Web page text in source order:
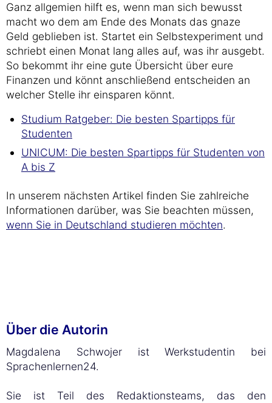
Ganz allgemien hilft es, wenn man sich bewusst
macht wo dem am Ende des Monats das gnaze
Geld geblieben ist. Startet ein Selbstexperiment und
schriebt einen Monat lang alles auf, was ihr ausgebt.
So bekommt ihr eine gute Übersicht über eure
Finanzen und könnt anschließend entscheiden an
welcher Stelle ihr einsparen könnt.
Studium Ratgeber: Die besten Spartipps für
Studenten
UNICUM: Die besten Spartipps für Studenten von
A bis Z
In unserem nächsten Artikel finden Sie zahlreiche
Informationen darüber, was Sie beachten müssen,
wenn Sie in Deutschland studieren möchten.
Über die Autorin
Magdalena Schwojer ist Werkstudentin bei
Sprachenlernen24.
Sie ist Teil des Redaktionsteams, das den